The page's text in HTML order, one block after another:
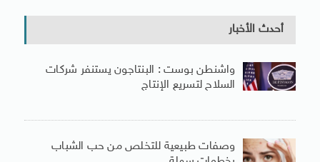
أحدث الأخبار
واشنطن بوست : البنتاجون يستنفر شركات
السلاح لتسريع الإنتاج
وصفات طبيعية للتخلص من حب الشباب